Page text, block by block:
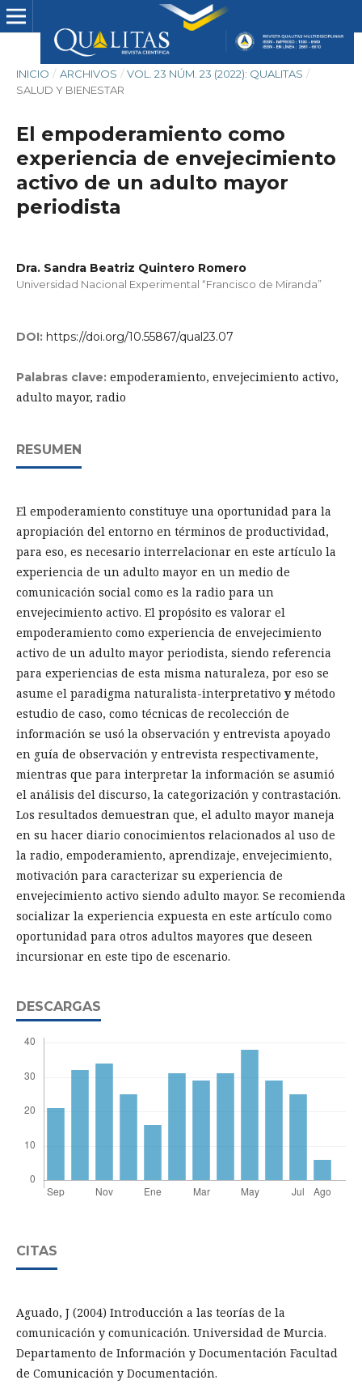
INICIO / ARCHIVOS / VOL. 23 NÚM. 23 (2022): QUALITAS /
SALUD Y BIENESTAR
El empoderamiento como
experiencia de envejecimiento
activo de un adulto mayor
periodista
Dra. Sandra Beatriz Quintero Romero
Universidad Nacional Experimental “Francisco de Miranda”
DOI: https://doi.org/10.55867/qual23.07
Palabras clave: empoderamiento, envejecimiento activo,
adulto mayor, radio
RESUMEN
El empoderamiento constituye una oportunidad para la
apropiación del entorno en términos de productividad,
para eso, es necesario interrelacionar en este artículo la
experiencia de un adulto mayor en un medio de
comunicación social como es la radio para un
envejecimiento activo. El propósito es valorar el
empoderamiento como experiencia de envejecimiento
activo de un adulto mayor periodista, siendo referencia
para experiencias de esta misma naturaleza, por eso se
asume el paradigma naturalista-interpretativo y método
estudio de caso, como técnicas de recolección de
información se usó la observación y entrevista apoyado
en guía de observación y entrevista respectivamente,
mientras que para interpretar la información se asumió
el análisis del discurso, la categorización y contrastación.
Los resultados demuestran que, el adulto mayor maneja
en su hacer diario conocimientos relacionados al uso de
la radio, empoderamiento, aprendizaje, envejecimiento,
motivación para caracterizar su experiencia de
envejecimiento activo siendo adulto mayor. Se recomienda
socializar la experiencia expuesta en este artículo como
oportunidad para otros adultos mayores que deseen
incursionar en este tipo de escenario.
DESCARGAS
CITAS
Aguado, J (2004) Introducción a las teorías de la
comunicación y comunicación. Universidad de Murcia.
Departamento de Información y Documentación Facultad
de Comunicación y Documentación.